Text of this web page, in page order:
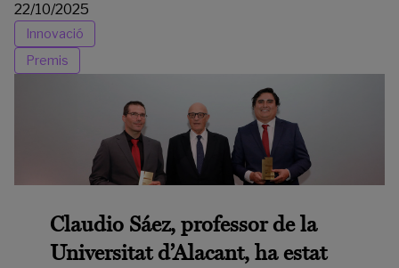
22/10/2025
Innovació
Premis
Claudio Sáez, professor de la
Universitat d’Alacant, ha estat